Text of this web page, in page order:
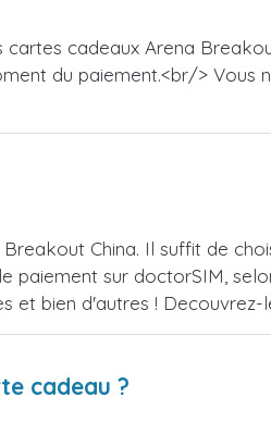
cadeaux Arena
du paiement.<br/> Vous
China. Il suffit de
paiement sur doctorSIM,
et bien d'autres !
cadeau ?